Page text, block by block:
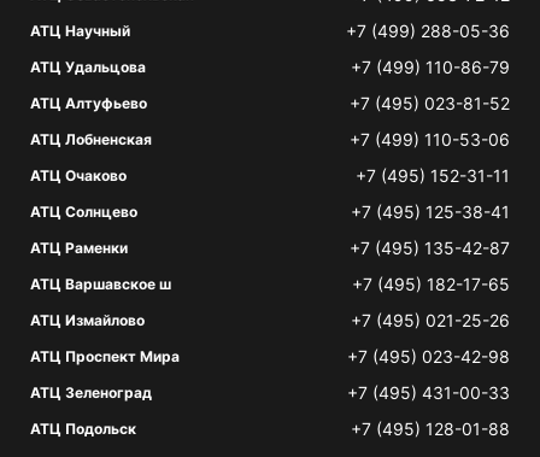
АТЦ Научный +7 (499) 288-05-36
АТЦ Удальцова +7 (499) 110-86-79
АТЦ Алтуфьево +7 (495) 023-81-52
АТЦ Лобненская +7 (499) 110-53-06
АТЦ Очаково +7 (495) 152-31-11
АТЦ Солнцево +7 (495) 125-38-41
АТЦ Раменки +7 (495) 135-42-87
АТЦ Варшавское ш +7 (495) 182-17-65
АТЦ Измайлово +7 (495) 021-25-26
АТЦ Проспект Мира +7 (495) 023-42-98
АТЦ Зеленоград +7 (495) 431-00-33
АТЦ Подольск +7 (495) 128-01-88